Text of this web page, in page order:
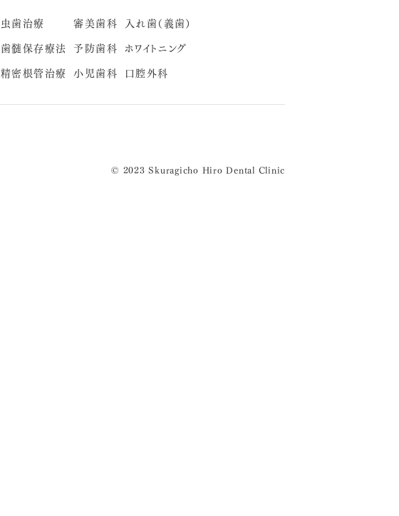
虫歯治療
歯髄保存療法
精密根管治療
審美歯科
予防歯科
小児歯科
入れ歯（義歯）
ホワイトニング
口腔外科
© 2023 Skuragicho Hiro Dental Clinic